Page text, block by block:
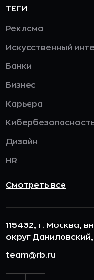
ТЕГИ
Реклама
Искусственный
Банки
Бизнес
Карьера
Дизайн
HR
Смотреть все
115432, г. Москва,
округ
team@rb.ru